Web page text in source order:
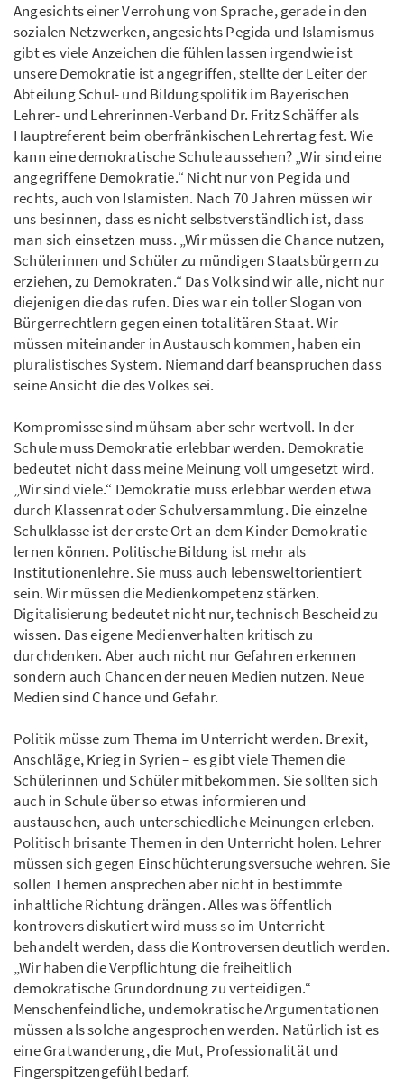
Angesichts einer Verrohung von Sprache, gerade in den
sozialen Netzwerken, angesichts Pegida und Islamismus
gibt es viele Anzeichen die fühlen lassen irgendwie ist
unsere Demokratie ist angegriffen, stellte der Leiter der
Abteilung Schul- und Bildungspolitik im Bayerischen
Lehrer- und Lehrerinnen-Verband Dr. Fritz Schäffer als
Hauptreferent beim oberfränkischen Lehrertag fest. Wie
kann eine demokratische Schule aussehen? „Wir sind eine
angegriffene Demokratie.“ Nicht nur von Pegida und
rechts, auch von Islamisten. Nach 70 Jahren müssen wir
uns besinnen, dass es nicht selbstverständlich ist, dass
man sich einsetzen muss. „Wir müssen die Chance nutzen,
Schülerinnen und Schüler zu mündigen Staatsbürgern zu
erziehen, zu Demokraten.“ Das Volk sind wir alle, nicht nur
diejenigen die das rufen. Dies war ein toller Slogan von
Bürgerrechtlern gegen einen totalitären Staat. Wir
müssen miteinander in Austausch kommen, haben ein
pluralistisches System. Niemand darf beanspruchen dass
seine Ansicht die des Volkes sei.
Kompromisse sind mühsam aber sehr wertvoll. In der
Schule muss Demokratie erlebbar werden. Demokratie
bedeutet nicht dass meine Meinung voll umgesetzt wird.
„Wir sind viele.“ Demokratie muss erlebbar werden etwa
durch Klassenrat oder Schulversammlung. Die einzelne
Schulklasse ist der erste Ort an dem Kinder Demokratie
lernen können. Politische Bildung ist mehr als
Institutionenlehre. Sie muss auch lebensweltorientiert
sein. Wir müssen die Medienkompetenz stärken.
Digitalisierung bedeutet nicht nur, technisch Bescheid zu
wissen. Das eigene Medienverhalten kritisch zu
durchdenken. Aber auch nicht nur Gefahren erkennen
sondern auch Chancen der neuen Medien nutzen. Neue
Medien sind Chance und Gefahr.
Politik müsse zum Thema im Unterricht werden. Brexit,
Anschläge, Krieg in Syrien – es gibt viele Themen die
Schülerinnen und Schüler mitbekommen. Sie sollten sich
auch in Schule über so etwas informieren und
austauschen, auch unterschiedliche Meinungen erleben.
Politisch brisante Themen in den Unterricht holen. Lehrer
müssen sich gegen Einschüchterungsversuche wehren. Sie
sollen Themen ansprechen aber nicht in bestimmte
inhaltliche Richtung drängen. Alles was öffentlich
kontrovers diskutiert wird muss so im Unterricht
behandelt werden, dass die Kontroversen deutlich werden.
„Wir haben die Verpflichtung die freiheitlich
demokratische Grundordnung zu verteidigen.“
Menschenfeindliche, undemokratische Argumentationen
müssen als solche angesprochen werden. Natürlich ist es
eine Gratwanderung, die Mut, Professionalität und
Fingerspitzengefühl bedarf.